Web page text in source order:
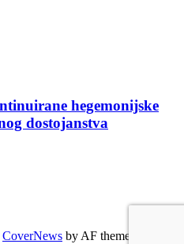
hegemonijske
dostojanstva
CoverNews by AF themes.